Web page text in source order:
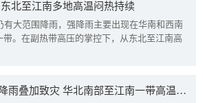
北至江南多地高温闷热持续
有大范围降雨，强降雨主要出现在华南和西南
。在副热带高压的掌控下，从东北至江南高
四川陕西等地需警惕降雨叠加致灾 华北南部至江南一带高温频现